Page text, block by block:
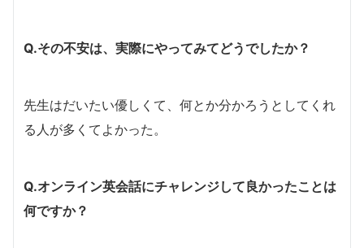
Q.その不安は、実際にやってみてどうでしたか？
先生はだいたい優しくて、何とか分かろうとしてくれ
る人が多くてよかった。
Q.オンライン英会話にチャレンジして良かったことは
何ですか？